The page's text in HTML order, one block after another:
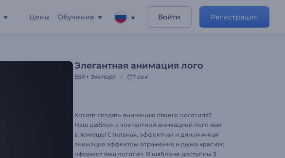
Цены Обучение Войти Регистрация
Элегантная анимация лого
93K+ Экспорт 7 сек
Хотите создать анимацию своего логотипа?
Наш шаблон с элегантной анимацией лого вам
в помощь! Стильная, эффектная и динамичная
анимация эффектом отражения и дыма красиво
оформит ваш логотип. В шаблоне доступны 3